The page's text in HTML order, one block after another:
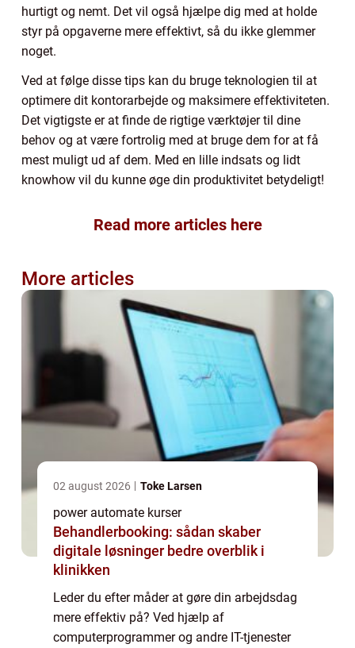
hurtigt og nemt. Det vil også hjælpe dig med at holde
styr på opgaverne mere effektivt, så du ikke glemmer
noget.
Ved at følge disse tips kan du bruge teknologien til at
optimere dit kontorarbejde og maksimere effektiviteten.
Det vigtigste er at finde de rigtige værktøjer til dine
behov og at være fortrolig med at bruge dem for at få
mest muligt ud af dem. Med en lille indsats og lidt
knowhow vil du kunne øge din produktivitet betydeligt!
Read more articles here
More articles
02 august 2026 Toke Larsen
power automate kurser
Behandlerbooking: sådan skaber
digitale løsninger bedre overblik i
klinikken
Leder du efter måder at gøre din arbejdsdag
mere effektiv på? Ved hjælp af
computerprogrammer og andre IT-tjenester